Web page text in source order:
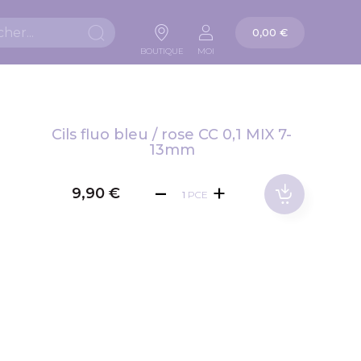
BOUTIQUE
Chercher MOI
Panier
0,00 €
Cils fluo bleu / rose CC 0,1 MIX 7-
13mm
9,90 € PCE